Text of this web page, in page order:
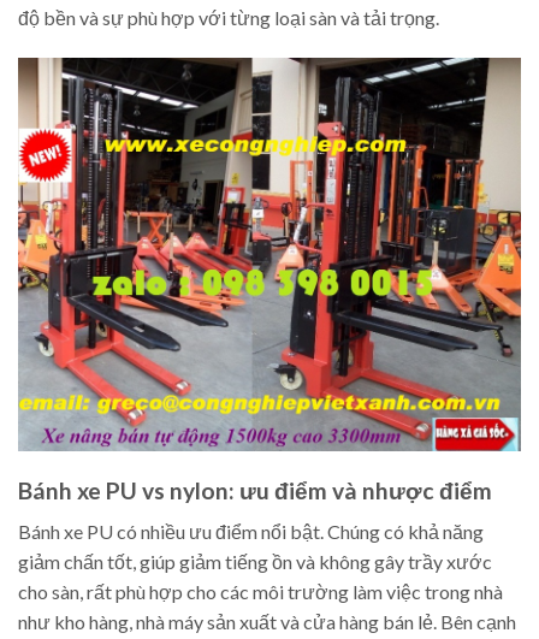
độ bền và sự phù hợp với từng loại sàn và tải trọng.
Bánh xe PU vs nylon: ưu điểm và nhược điểm
Bánh xe PU có nhiều ưu điểm nổi bật. Chúng có khả năng
giảm chấn tốt, giúp giảm tiếng ồn và không gây trầy xước
cho sàn, rất phù hợp cho các môi trường làm việc trong nhà
như kho hàng, nhà máy sản xuất và cửa hàng bán lẻ. Bên cạnh